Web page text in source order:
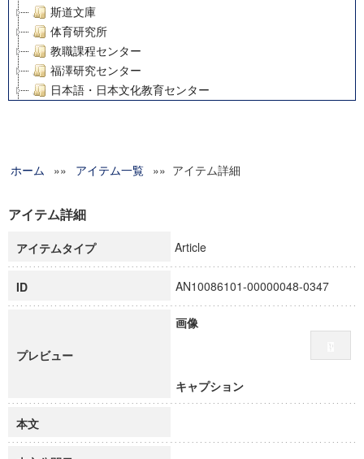
斯道文庫
体育研究所
教職課程センター
福澤研究センター
日本語・日本文化教育センター
グローバルリサーチインスティテュート
科学研究費補助金研究成果報告書
慶應義塾大学グローバルCOEプログラム市民社会ガバナンス
慶應義塾大学グローバルCOEプログラム論理と感性の先端的
博士課程教育リーディングプログラム「超成熟社会発展のサ
学術雑誌掲載論文等(8)
ホーム »» アイテム一覧 »» アイテム詳細
アイテム詳細
アイテムタイプ Article
ID AN10086101-00000048-0347
プレビュー
画像
キャプション
本文